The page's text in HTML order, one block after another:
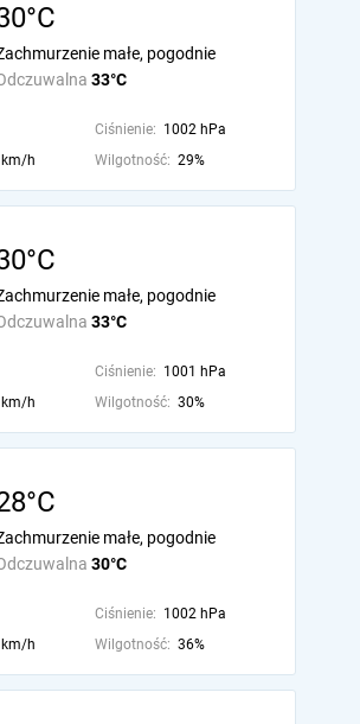
33°C
małe, pogodnie
Ciśnienie: 1002 hPa
h Wilgotność: 29%
33°C
małe, pogodnie
Ciśnienie: 1001 hPa
h Wilgotność: 30%
30°C
małe, pogodnie
Ciśnienie: 1002 hPa
h Wilgotność: 36%